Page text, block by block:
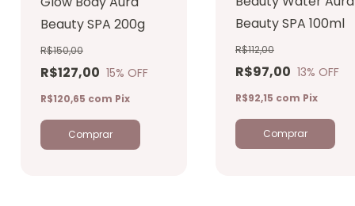
Beauty SPA 200g
R$127,00
R$150,00
15% OFF
R$120,65 com Pix
Beauty SPA 100ml
R$97,00
R$112,00
13% OFF
R$92,15 com Pix